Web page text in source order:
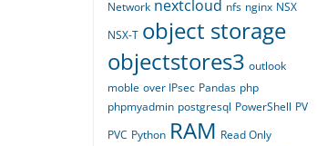
Network nextcloud nfs nginx NSX
NSX-T object storage
objectstores3 outlook
moble over IPsec Pandas php
phpmyadmin postgresql PowerShell PV
PVC Python RAM Read Only